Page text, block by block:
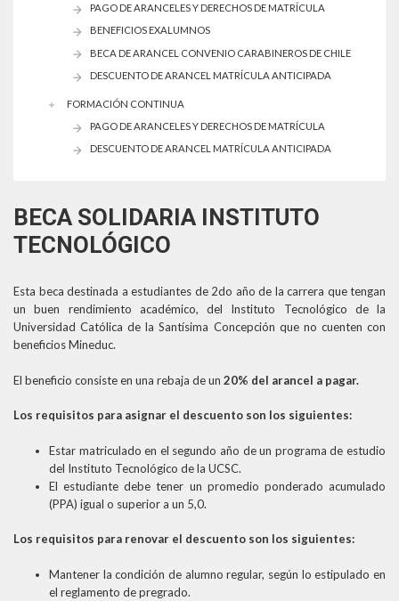
BECA SOLIDARIA INSTITUTO
TECNOLÓGICO
Esta beca destinada a estudiantes de 2do año de la carrera que tengan
un buen rendimiento académico, del Instituto Tecnológico de la
Universidad Católica de la Santísima Concepción que no cuenten con
beneficios Mineduc.
El beneficio consiste en una rebaja de un 20% del arancel a pagar.
Los requisitos para asignar el descuento son los siguientes:
Estar matriculado en el segundo año de un programa de estudio
del Instituto Tecnológico de la UCSC.
El estudiante debe tener un promedio ponderado acumulado
(PPA) igual o superior a un 5,0.
Los requisitos para renovar el descuento son los siguientes:
Mantener la condición de alumno regular, según lo estipulado en
el reglamento de pregrado.
PAGO DE ARANCELES Y DERECHOS DE MATRÍCULA
BENEFICIOS EXALUMNOS
BECA DE ARANCEL CONVENIO CARABINEROS DE CHILE
DESCUENTO DE ARANCEL MATRÍCULA ANTICIPADA
FORMACIÓN CONTINUA
PAGO DE ARANCELES Y DERECHOS DE MATRÍCULA
DESCUENTO DE ARANCEL MATRÍCULA ANTICIPADA